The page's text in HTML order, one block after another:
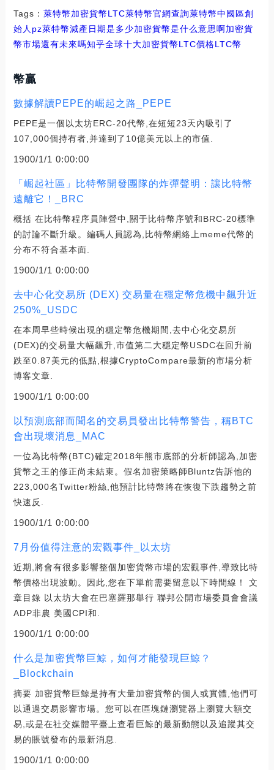
Tags： 萊特幣加密貨幣LTC萊特幣官網查詢萊特幣中國區創
始人pz萊特幣減產日期是多少加密貨幣是什么意思啊加密貨
幣市場還有未來嗎知乎全球十大加密貨幣LTC價格LTC幣
幣贏
數據解讀PEPE的崛起之路_PEPE
PEPE是一個以太坊ERC-20代幣,在短短23天內吸引了
107,000個持有者,并達到了10億美元以上的市值.
1900/1/1 0:00:00
「崛起社區」比特幣開發團隊的炸彈聲明：讓比特幣
遠離它！_BRC
概括 在比特幣程序員陣營中,關于比特幣序號和BRC-20標準
的討論不斷升級。編碼人員認為,比特幣網絡上meme代幣的
分布不符合基本面.
1900/1/1 0:00:00
去中心化交易所 (DEX) 交易量在穩定幣危機中飆升近
250%_USDC
在本周早些時候出現的穩定幣危機期間,去中心化交易所
(DEX)的交易量大幅飆升,市值第二大穩定幣USDC在回升前
跌至0.87美元的低點,根據CryptoCompare最新的市場分析
博客文章.
1900/1/1 0:00:00
以預測底部而聞名的交易員發出比特幣警告，稱BTC
會出現壞消息_MAC
一位為比特幣(BTC)確定2018年熊市底部的分析師認為,加密
貨幣之王的修正尚未結束。假名加密策略師Bluntz告訴他的
223,000名Twitter粉絲,他預計比特幣將在恢復下跌趨勢之前
快速反.
1900/1/1 0:00:00
7月份值得注意的宏觀事件_以太坊
近期,將會有很多影響整個加密貨幣市場的宏觀事件,導致比特
幣價格出現波動。因此,您在下單前需要留意以下時間線！ 文
章目錄 以太坊大會在巴塞羅那舉行 聯邦公開市場委員會會議
ADP非農 美國CPI和.
1900/1/1 0:00:00
什么是加密貨幣巨鯨，如何才能發現巨鯨？
_Blockchain
摘要 加密貨幣巨鯨是持有大量加密貨幣的個人或實體,他們可
以通過交易影響市場。您可以在區塊鏈瀏覽器上瀏覽大額交
易,或是在社交媒體平臺上查看巨鯨的最新動態以及追蹤其交
易的賬號發布的最新消息.
1900/1/1 0:00:00